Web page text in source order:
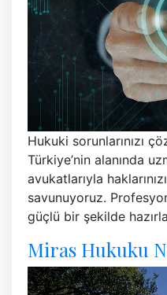
Hukuki sorunlarınızı
Türkiye’nin alanında
avukatlarıyla
savunuyoruz.
güçlü bir şekilde
Miras Hukuku